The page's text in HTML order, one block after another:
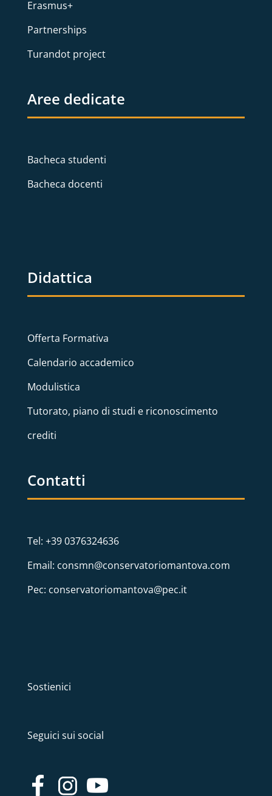
Erasmus+
Partnerships
Turandot project
Aree dedicate
Bacheca studenti
Bacheca docenti
Didattica
Offerta Formativa
Calendario accademico
Modulistica
Tutorato, piano di studi e riconoscimento
crediti
Contatti
Tel: +39 0376324636
Email: consmn@conservatoriomantova.com
Pec: conservatoriomantova@pec.it
Sostienici
Seguici sui social